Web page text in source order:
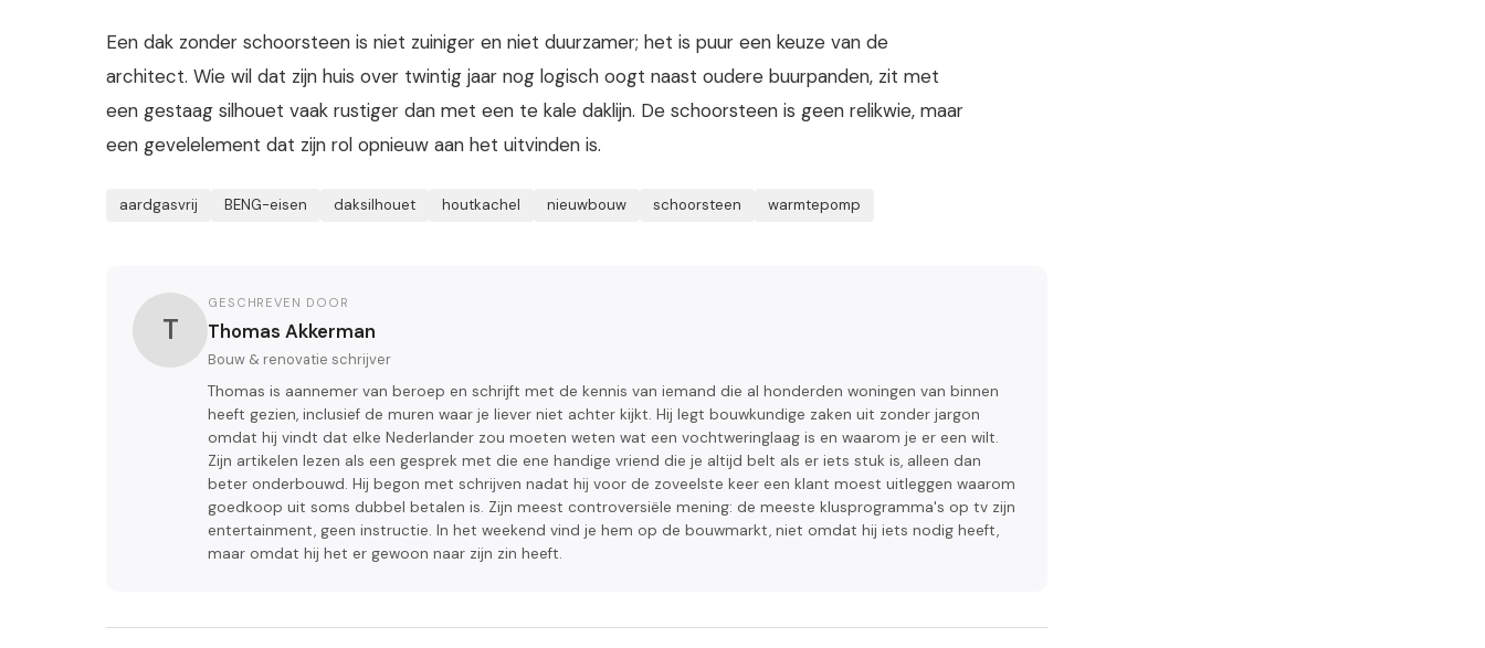
Een dak zonder schoorsteen is niet zuiniger en niet duurzamer; het is puur een keuze van de
architect. Wie wil dat zijn huis over twintig jaar nog logisch oogt naast oudere buurpanden, zit met
een gestaag silhouet vaak rustiger dan met een te kale daklijn. De schoorsteen is geen relikwie, maar
een gevelelement dat zijn rol opnieuw aan het uitvinden is.
aardgasvrij BENG-eisen daksilhouet houtkachel nieuwbouw schoorsteen warmtepomp
T
GESCHREVEN DOOR
Thomas Akkerman
Bouw & renovatie schrijver
Thomas is aannemer van beroep en schrijft met de kennis van iemand die al honderden woningen van binnen
heeft gezien, inclusief de muren waar je liever niet achter kijkt. Hij legt bouwkundige zaken uit zonder jargon
omdat hij vindt dat elke Nederlander zou moeten weten wat een vochtweringlaag is en waarom je er een wilt.
Zijn artikelen lezen als een gesprek met die ene handige vriend die je altijd belt als er iets stuk is, alleen dan
beter onderbouwd. Hij begon met schrijven nadat hij voor de zoveelste keer een klant moest uitleggen waarom
goedkoop uit soms dubbel betalen is. Zijn meest controversiële mening: de meeste klusprogramma's op tv zijn
entertainment, geen instructie. In het weekend vind je hem op de bouwmarkt, niet omdat hij iets nodig heeft,
maar omdat hij het er gewoon naar zijn zin heeft.